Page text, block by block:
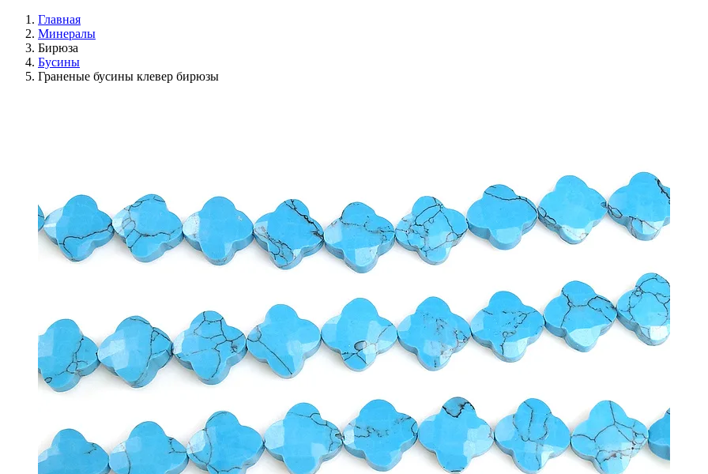
Главная
Минералы
Бирюза
Бусины
Граненые бусины клевер бирюзы